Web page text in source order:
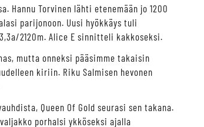
Hannu Torvinen lähti etenemään jo 1200
parijonoon. Uusi hyökkäys tuli
2120m. Alice E sinnitteli kakkoseksi.
mutta onneksi pääsimme takaisin
kiriin. Riku Salmisen hevonen
Queen Of Gold seurasi sen takana.
porhalsi ykköseksi ajalla